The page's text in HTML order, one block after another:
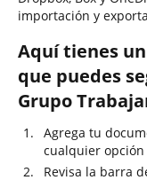
importación y
Aquí tienes
que puedes
Grupo
Agrega tu
cualquier
Revisa la barra